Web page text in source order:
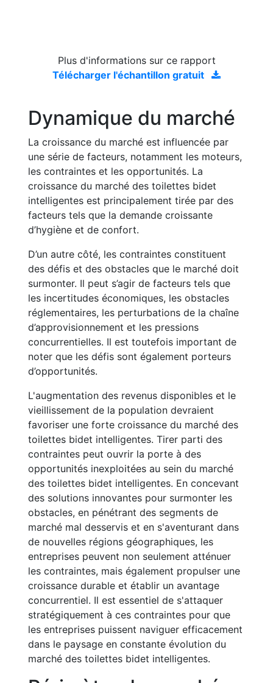
Plus d'informations sur ce rapport
Télécharger l'échantillon gratuit
Dynamique du marché
La croissance du marché est influencée par
une série de facteurs, notamment les moteurs,
les contraintes et les opportunités. La
croissance du marché des toilettes bidet
intelligentes est principalement tirée par des
facteurs tels que la demande croissante
d’hygiène et de confort.
D’un autre côté, les contraintes constituent
des défis et des obstacles que le marché doit
surmonter. Il peut s’agir de facteurs tels que
les incertitudes économiques, les obstacles
réglementaires, les perturbations de la chaîne
d’approvisionnement et les pressions
concurrentielles. Il est toutefois important de
noter que les défis sont également porteurs
d’opportunités.
L'augmentation des revenus disponibles et le
vieillissement de la population devraient
favoriser une forte croissance du marché des
toilettes bidet intelligentes. Tirer parti des
contraintes peut ouvrir la porte à des
opportunités inexploitées au sein du marché
des toilettes bidet intelligentes. En concevant
des solutions innovantes pour surmonter les
obstacles, en pénétrant des segments de
marché mal desservis et en s'aventurant dans
de nouvelles régions géographiques, les
entreprises peuvent non seulement atténuer
les contraintes, mais également propulser une
croissance durable et établir un avantage
concurrentiel. Il est essentiel de s'attaquer
stratégiquement à ces contraintes pour que
les entreprises puissent naviguer efficacement
dans le paysage en constante évolution du
marché des toilettes bidet intelligentes.